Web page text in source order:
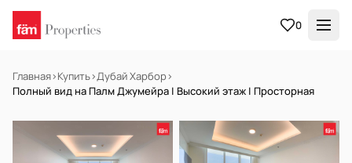
0
Главная›Купить›Дубай Харбор›
Полный вид на Палм Джумейра | Высокий этаж | Просторная
В АРЕНДУ Готов к заселению